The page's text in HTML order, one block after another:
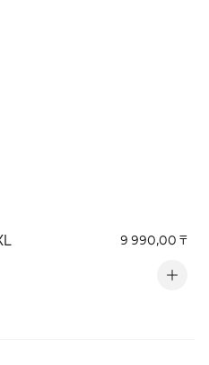
9 990,00 ₸